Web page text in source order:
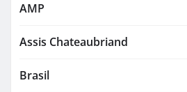
AMP
Assis Chateaubriand
Brasil